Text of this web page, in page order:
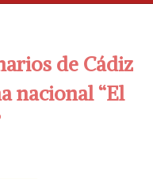
de Cádiz
nacional “El